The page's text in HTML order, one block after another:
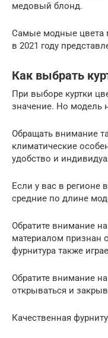
медовый блонд.
Самые модные цвета
в 2021 году
Как выбрать
При выборе куртки
значение. Но модель
Обращать внимание
климатические
удобство и
Если у вас в регионе
средние по длине
Обратите внимание
материалом признан
фурнитура также
Обратите внимание
открываться и
Качественная